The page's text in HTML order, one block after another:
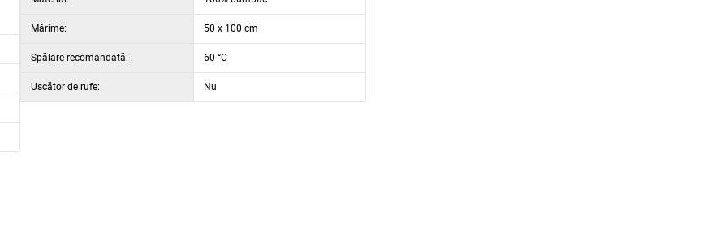
Mărime: 50 x 100 cm
Spălare recomandată: 60 °C
Uscător de rufe: Nu